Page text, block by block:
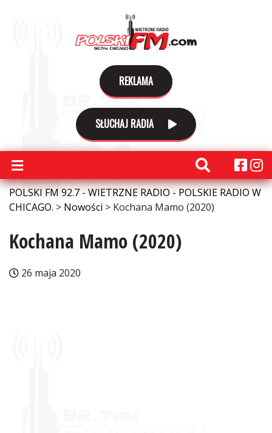
REKLAMA
SŁUCHAJ RADIA
POLSKI FM 92.7 - WIETRZNE RADIO - POLSKIE RADIO W
CHICAGO. > Nowości > Kochana Mamo (2020)
Kochana Mamo (2020)
26 maja 2020